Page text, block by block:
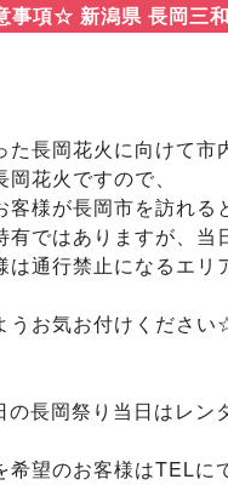
事項☆ 新潟県 長岡三
長岡花火に向けて市
花火ですので、
様が長岡市を訪れる
ではありますが、当
は通行禁止になるエ
うお気お付けくださ
長岡祭り当日はレン
望のお客様はTELに